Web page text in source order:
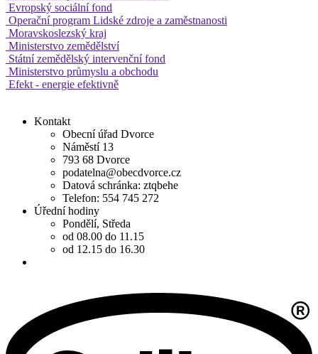
Evropský sociální fond
Operační program Lidské zdroje a zaměstnanosti
Moravskoslezský kraj
Ministerstvo zemědělství
Státní zemědělský intervenční fond
Ministerstvo průmyslu a obchodu
Efekt - energie efektivně
Kontakt
Obecní úřad Dvorce
Náměstí 13
793 68 Dvorce
podatelna@obecdvorce.cz
Datová schránka: ztqbehe
Telefon: 554 745 272
Úřední hodiny
Pondělí, Středa
od 08.00 do 11.15
od 12.15 do 16.30